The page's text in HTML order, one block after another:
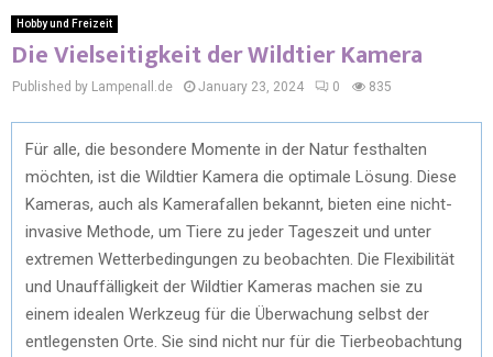
Hobby und Freizeit
Die Vielseitigkeit der Wildtier Kamera
Published by Lampenall.de January 23, 2024 0 835
Für alle, die besondere Momente in der Natur festhalten
möchten, ist die Wildtier Kamera die optimale Lösung. Diese
Kameras, auch als Kamerafallen bekannt, bieten eine nicht-
invasive Methode, um Tiere zu jeder Tageszeit und unter
extremen Wetterbedingungen zu beobachten. Die Flexibilität
und Unauffälligkeit der Wildtier Kameras machen sie zu
einem idealen Werkzeug für die Überwachung selbst der
entlegensten Orte. Sie sind nicht nur für die Tierbeobachtung